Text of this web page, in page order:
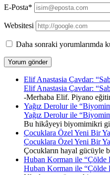
E-Posta*
Websitesi
Daha sonraki yorumlarımda
Elif Anastasia Çavdar:
Elif Anastasia Çavdar:
-Merhaba Elif. Piyano
Yağız Derolur ile
Yağız Derolur ile
Bu hikâyeyi biyomimikri
Çocuklara Özel Yeni Bir
Çocuklara Özel Yeni Bir
Çocukların hayal gücüyle
Huban Korman ile “Çölde
Huban Korman ile “Çölde